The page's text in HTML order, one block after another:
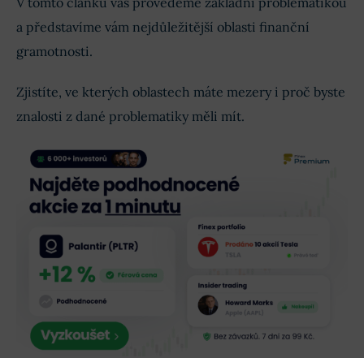
a představíme vám nejdůležitější oblasti finanční
gramotnosti.
Zjistíte, ve kterých oblastech máte mezery i proč byste
znalosti z dané problematiky měli mít.